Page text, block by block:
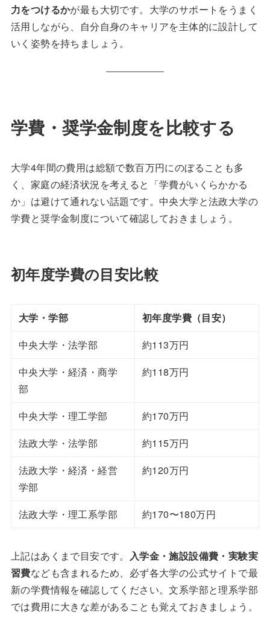
力をつけるかが最も大切です。大学のサポートをうまく
活用しながら、自分自身のキャリアを主体的に設計して
いく姿勢を持ちましょう。
学費・奨学金制度を比較する
大学4年間の費用は総額で数百万円にのぼることも多
く、家庭の経済状況を考えると「学費がいくらかかる
か」は避けて通れない話題です。中央大学と法政大学の
学費と奨学金制度について確認しておきましょう。
初年度学費の目安比較
大学・学部
初年度学費（目安）
中央大学・法学部
約113万円
中央大学・経済・商学
部
約118万円
中央大学・理工学部
約170万円
法政大学・法学部
約115万円
法政大学・経済・経営
学部
約120万円
法政大学・理工系学部 約170〜180万円
上記はあくまで目安です。 入学金・施設設備費・実験実
習費なども含まれるため、必ず各大学の公式サイトで最
新の学費情報を確認してください。文系学部と理系学部
では費用に大きな差があることも覚えておきましょう。